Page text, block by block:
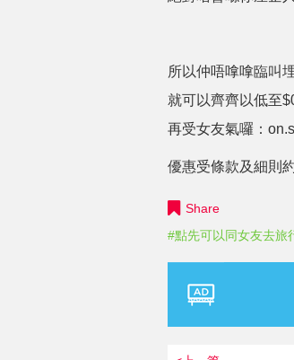
所以仲唔嗱嗱臨叫
就可以齊齊以低至
再受女友氣囉：
優惠受條款及細則約
Share
#點先可以同女友去旅